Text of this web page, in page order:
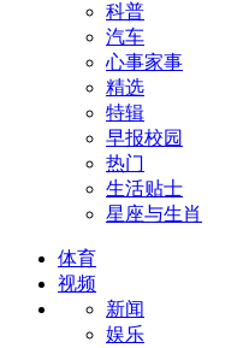
科普
汽车
心事家事
精选
特辑
早报校园
热门
生活贴士
星座与生肖
体育
视频
新闻
娱乐